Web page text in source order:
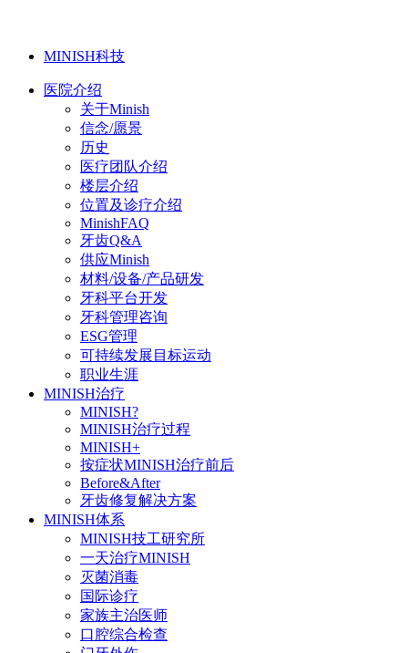
MINISH科技
医院介绍
关于Minish
信念/愿景
历史
医疗团队介绍
楼层介绍
位置及诊疗介绍
MinishFAQ
牙齿Q&A
供应Minish
材料/设备/产品研发
牙科平台开发
牙科管理咨询
ESG管理
可持续发展目标运动
职业生涯
MINISH治疗
MINISH?
MINISH治疗过程
MINISH+
按症状MINISH治疗前后
Before&After
牙齿修复解决方案
MINISH体系
MINISH技工研究所
一天治疗MINISH
灭菌消毒
国际诊疗
家族主治医师
口腔综合检查